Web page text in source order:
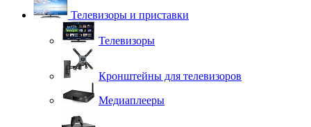
Телевизоры и приставки
Телевизоры
Кронштейны для телевизоров
Медиаплееры